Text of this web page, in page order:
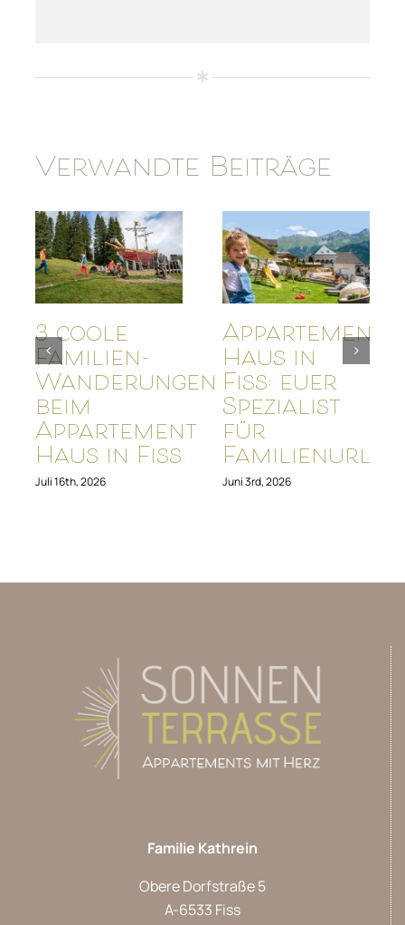
Verwandte Beiträge
3 coole
Familien-
Wanderungen
beim
Appartement
Haus in Fiss
Juli 16th, 2026
Appartement
Haus in
Fiss: euer
Spezialist
für
Juni 3rd, 2026
Familie Kathrein
Obere Dorfstraße 5
A-6533 Fiss